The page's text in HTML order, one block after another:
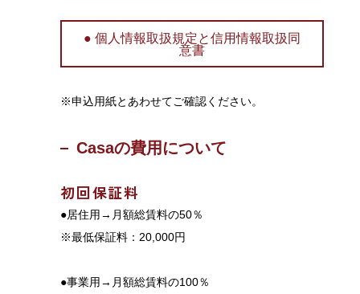
● 個人情報取扱規定と信用情報取扱同
意書
※申込用紙とあわせてご確認ください。
Casaの費用について
初回保証料
●居住用→月額総賃料の50％
※最低保証料：20,000円
●事業用→月額総賃料の100％